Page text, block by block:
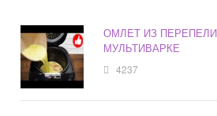
ОМЛЕТ ИЗ
МУЛЬТИВАРКЕ
4237